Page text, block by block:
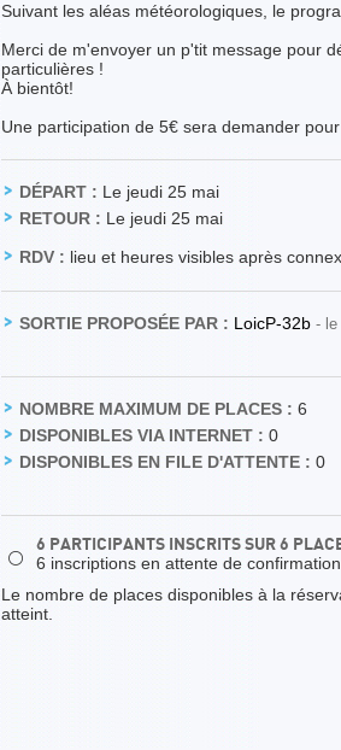
Suivant les aléas météorologiques, le
Merci de m'envoyer un p'tit message pour
particulières !
À bientôt!
Une participation de 5€ sera demander
DÉPART : Le jeudi 25 mai
RETOUR : Le jeudi 25 mai
RDV : lieu et heures visibles après
SORTIE PROPOSÉE PAR : LoicP-32b - le
NOMBRE MAXIMUM DE PLACES : 6
DISPONIBLES VIA INTERNET : 0
DISPONIBLES EN FILE D'ATTENTE : 0
⚪
6 PARTICIPANTS INSCRITS SUR 6
6 inscriptions en attente de confirmation
Le nombre de places disponibles à la
atteint.